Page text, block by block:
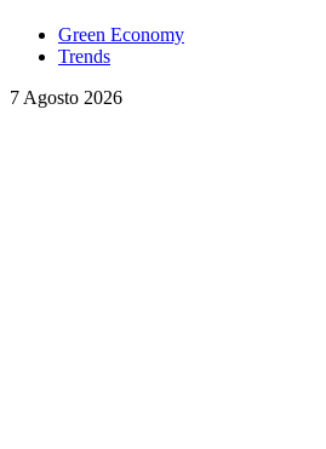
Green Economy
Trends
7 Agosto 2026